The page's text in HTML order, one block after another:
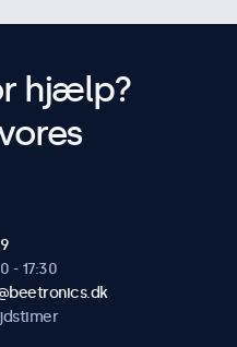
hjælp?
- 17:30